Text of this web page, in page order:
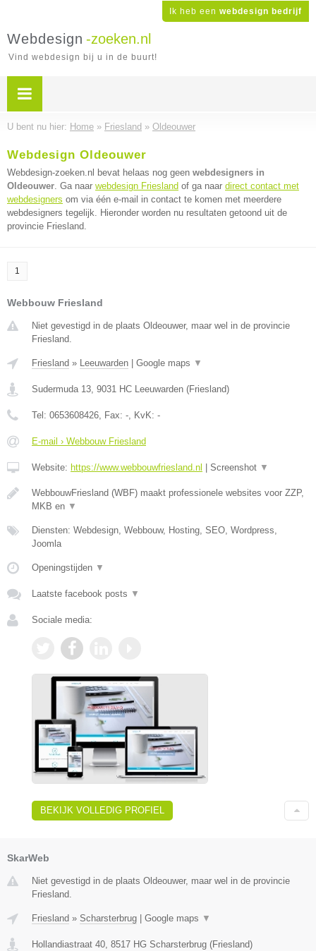
Ik heb een webdesign bedrijf
Webdesign -zoeken.nl
Vind webdesign bij u in de buurt!
U bent nu hier: Home » Friesland » Oldeouwer
Webdesign Oldeouwer
Webdesign-zoeken.nl bevat helaas nog geen webdesigners in
Oldeouwer. Ga naar webdesign Friesland of ga naar direct contact met
webdesigners om via één e-mail in contact te komen met meerdere
webdesigners tegelijk. Hieronder worden nu resultaten getoond uit de
provincie Friesland.
1
Webbouw Friesland
Niet gevestigd in de plaats Oldeouwer, maar wel in de provincie
Friesland.
Friesland » Leeuwarden Google maps ▼
Sudermuda 13, 9031 HC Leeuwarden (Friesland)
Tel: 0653608426, Fax: -, KvK: -
E-mail › Webbouw Friesland
Website: https://www.webbouwfriesland.nl Screenshot ▼
WebbouwFriesland (WBF) maakt professionele websites voor ZZP,
MKB en ▼
Diensten: Webdesign, Webbouw, Hosting, SEO, Wordpress,
Joomla
Openingstijden ▼
Laatste facebook posts ▼
Sociale media:
BEKIJK VOLLEDIG PROFIEL
SkarWeb
Niet gevestigd in de plaats Oldeouwer, maar wel in de provincie
Friesland.
Friesland » Scharsterbrug Google maps ▼
Hollandiastraat 40 8517 HG Scharsterbrug (Friesland)